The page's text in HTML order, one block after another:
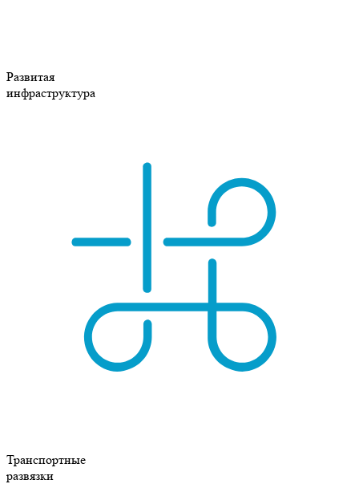
Развитая
инфраструктура
Транспортные
развязки